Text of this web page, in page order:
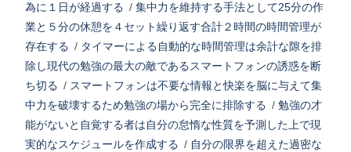
為に１日が経過する / 集中力を維持する手法として25分の作
業と５分の休憩を４セット繰り返す合計２時間の時間管理が
存在する / タイマーによる自動的な時間管理は余計な隙を排
除し現代の勉強の最大の敵であるスマートフォンの誘惑を断
ち切る / スマートフォンは不要な情報と快楽を脳に与えて集
中力を破壊するため勉強の場から完全に排除する / 勉強の才
能がないと自覚する者は自分の怠惰な性質を予測した上で現
実的なスケジュールを作成する / 自分の限界を超えた過密な